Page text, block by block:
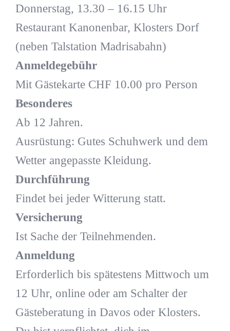
Donnerstag, 13.30 – 16.15 Uhr
Restaurant Kanonenbar, Klosters Dorf
(neben Talstation Madrisabahn)
Anmeldegebühr
Mit Gästekarte CHF 10.00 pro Person
Besonderes
Ab 12 Jahren.
Ausrüstung: Gutes Schuhwerk und dem
Wetter angepasste Kleidung.
Durchführung
Findet bei jeder Witterung statt.
Versicherung
Ist Sache der Teilnehmenden.
Anmeldung
Erforderlich bis spätestens Mittwoch um
12 Uhr, online oder am Schalter der
Gästeberatung in Davos oder Klosters.